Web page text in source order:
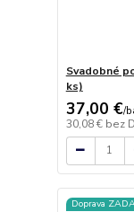
Svadobné
ks)
37,00 €/
30,08 € bez
Doprava